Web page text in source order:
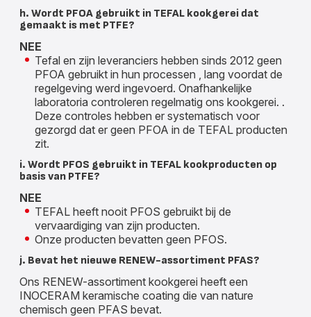
h. Wordt PFOA gebruikt in TEFAL kookgerei dat
gemaakt is met PTFE?
NEE
Tefal en zijn leveranciers hebben sinds 2012 geen
PFOA gebruikt in hun processen , lang voordat de
regelgeving werd ingevoerd. Onafhankelijke
laboratoria controleren regelmatig ons kookgerei. .
Deze controles hebben er systematisch voor
gezorgd dat er geen PFOA in de TEFAL producten
zit.
i. Wordt PFOS gebruikt in TEFAL kookproducten op
basis van PTFE?
NEE
TEFAL heeft nooit PFOS gebruikt bij de
vervaardiging van zijn producten.
Onze producten bevatten geen PFOS.
j. Bevat het nieuwe RENEW-assortiment PFAS?
Ons RENEW-assortiment kookgerei heeft een
INOCERAM keramische coating die van nature
chemisch geen PFAS bevat.